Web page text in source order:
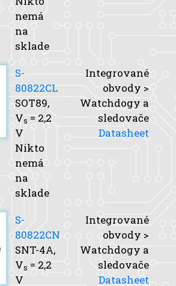
nemá
na
sklade
S-
80822CL
SOT89,
Vs = 2,2
V
Nikto
nemá
na
sklade
Integrované
obvody >
Watchdogy a
sledovače
Datasheet
S-
80822CN
SNT-4A,
Vs = 2,2
V
Integrované
obvody >
Watchdogy a
sledovače
Datasheet